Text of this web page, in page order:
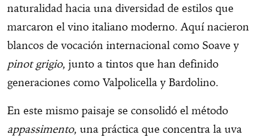
naturalidad hacia una diversidad de estilos que
marcaron el vino italiano moderno. Aquí nacieron
blancos de vocación internacional como Soave y
pinot grigio, junto a tintos que han definido
generaciones como Valpolicella y Bardolino.
En este mismo paisaje se consolidó el método
appassimento, una práctica que concentra la uva